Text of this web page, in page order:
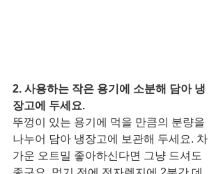
2. 사용하는 작은 용기에 소분해 담아 냉
장고에 두세요.
뚜껑이 있는 용기에 먹을 만큼의 분량을
나누어 담아 냉장고에 보관해 두세요. 차
가운 오트밀 좋아하신다면 그냥 드셔도